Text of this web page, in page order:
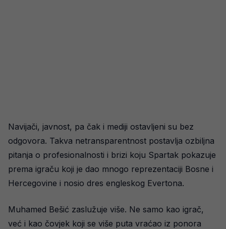
Navijači, javnost, pa čak i mediji ostavljeni su bez
odgovora. Takva netransparentnost postavlja ozbiljna
pitanja o profesionalnosti i brizi koju Spartak pokazuje
prema igraču koji je dao mnogo reprezentaciji Bosne i
Hercegovine i nosio dres engleskog Evertona.
Muhamed Bešić zaslužuje više. Ne samo kao igrač,
već i kao čovjek koji se više puta vraćao iz ponora